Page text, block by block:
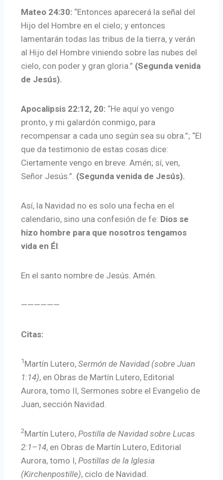
Mateo 24:30: “Entonces aparecerá la señal del
Hijo del Hombre en el cielo; y entonces
lamentarán todas las tribus de la tierra, y verán
al Hijo del Hombre viniendo sobre las nubes del
cielo, con poder y gran gloria.” (Segunda venida
de Jesús).
Apocalipsis 22:12, 20: “He aquí yo vengo
pronto, y mi galardón conmigo, para
recompensar a cada uno según sea su obra.”; “El
que da testimonio de estas cosas dice:
Ciertamente vengo en breve. Amén; sí, ven,
Señor Jesús.”. (Segunda venida de Jesús).
Así, la Navidad no es solo una fecha en el
calendario, sino una confesión de fe: Dios se
hizo hombre para que nosotros tengamos
vida en Él
En el santo nombre de Jesús. Amén.
——————
Citas:
1 Martín Lutero, Sermón de Navidad (sobre Juan
1:14), en Obras de Martín Lutero, Editorial
Aurora, tomo II, Sermones sobre el Evangelio de
Juan, sección Navidad.
2Martín Lutero, Postilla de Navidad sobre Lucas
2:1–14, en Obras de Martín Lutero, Editorial
Aurora, tomo I, Postillas de la Iglesia
(Kirchenpostille), ciclo de Navidad.